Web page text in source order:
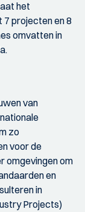
het
7 projecten en 8
omvatten in
van
zo
voor de
omgevingen om
en
in
Projects)